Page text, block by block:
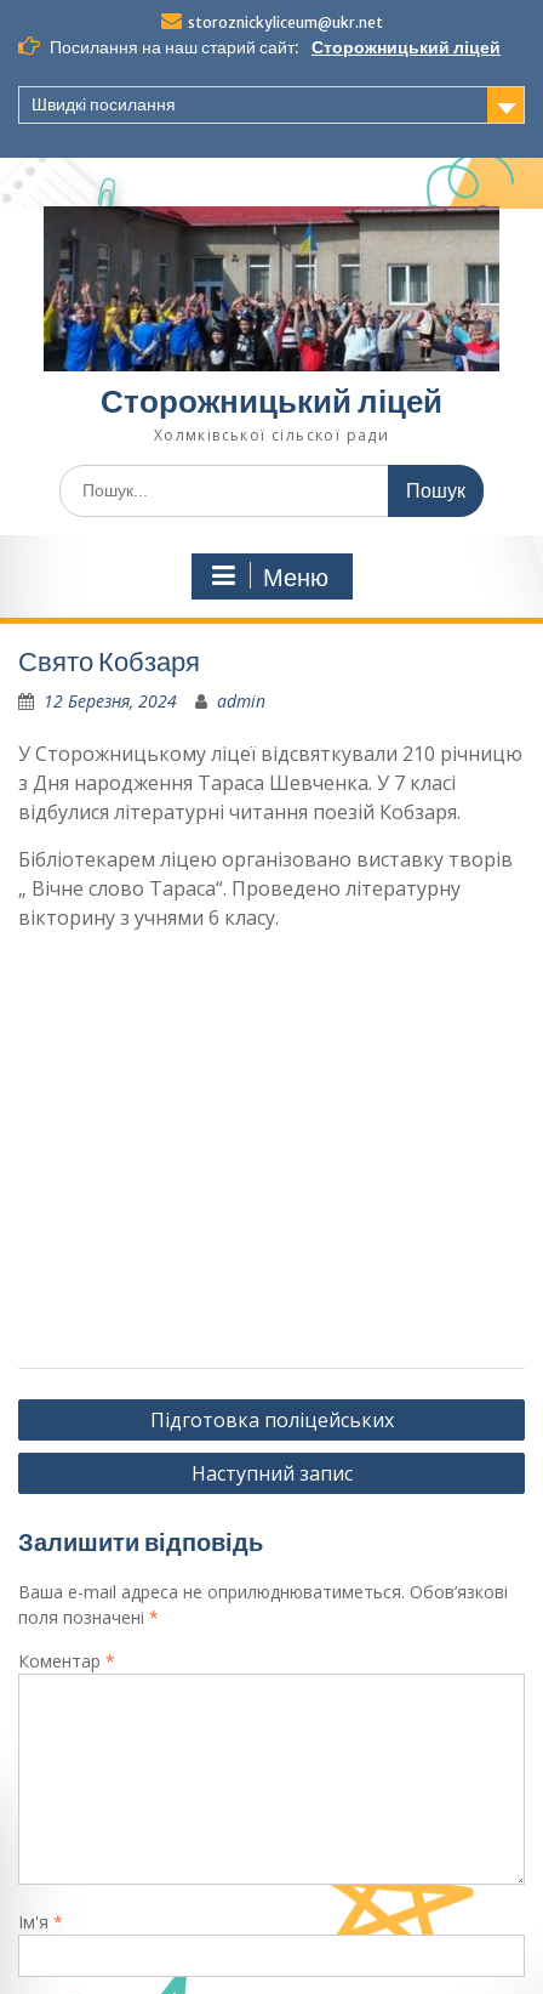
до
вмісту
storoznickyliceum@ukr.net
Посилання на наш старий сайт: Сторожницький ліцей
Швидкі посилання
Сторожницький ліцей
Холмківської сільскої ради
Шукати:
Меню
Свято Кобзаря
12 Березня, 2024 admin
У Сторожницькому ліцеї відсвяткували 210 річницю
з Дня народження Тараса Шевченка. У 7 класі
відбулися літературні читання поезій Кобзаря.
Бібліотекарем ліцею організовано виставку творів
„ Вічне слово Тараса“. Проведено літературну
вікторину з учнями 6 класу.
Навігація
записів
Підготовка поліцейських
Наступний запис
Залишити відповідь
Ваша e-mail адреса не оприлюднюватиметься. Обов’язкові
поля позначені *
Коментар *
Ім'я *